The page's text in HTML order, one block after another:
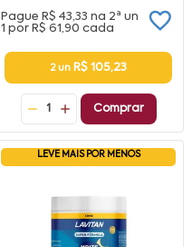
Pague R$ 43,33 na 2ª un
1 por R$ 61,90 cada
2 un R$ 105,23
1 Comprar
LEVE MAIS POR MENOS